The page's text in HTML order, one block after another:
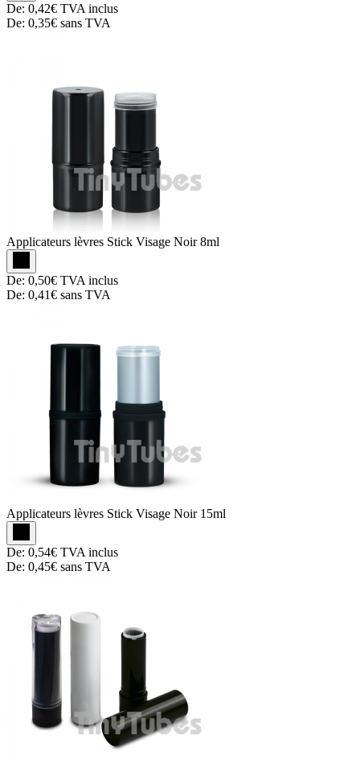
De: 0,42€ TVA inclus
De: 0,35€ sans TVA
Applicateurs lèvres Stick Visage Noir 8ml
De: 0,50€ TVA inclus
De: 0,41€ sans TVA
Applicateurs lèvres Stick Visage Noir 15ml
De: 0,54€ TVA inclus
De: 0,45€ sans TVA